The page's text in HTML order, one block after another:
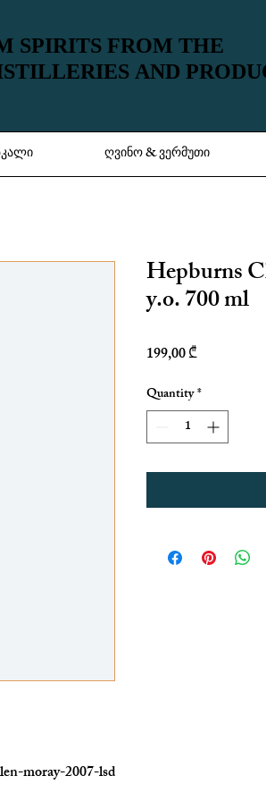
SPIRITS FROM THE
AND
SPIRITS FROM THE
AND
moray-2007-lsd
Hepburns
y.o. 700 ml
199,00 ₾Price
Quantity*
ღვინო & ვერმუთი